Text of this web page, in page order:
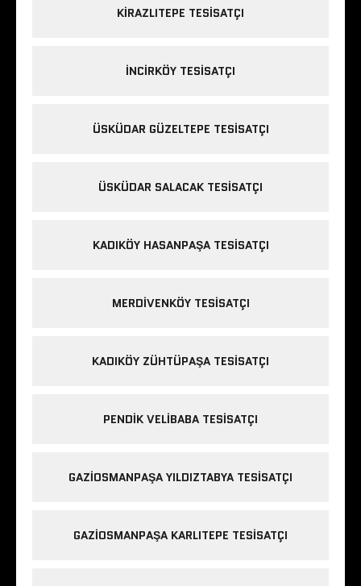
KIRAZLITEPE TESISATÇI
INCIRKÖY TESISATÇI
ÜSKÜDAR GÜZELTEPE TESISATÇI
ÜSKÜDAR SALACAK TESISATÇI
KADIKÖY HASANPAŞA TESISATÇI
MERDIVENKÖY TESISATÇI
KADIKÖY ZÜHTÜPAŞA TESISATÇI
PENDIK VELIBABA TESISATÇI
GAZIOSMANPAŞA YILDIZTABYA TESISATÇI
GAZIOSMANPAŞA KARLITEPE TESISATÇI